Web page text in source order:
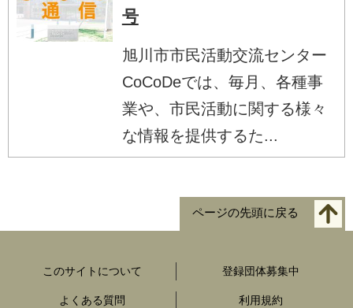
号
旭川市市民活動交流センター
CoCoDeでは、毎月、各種事
業や、市民活動に関する様々
な情報を提供するた...
ページの先頭に戻る
このサイトについて 登録団体募集中
よくある質問 利用規約